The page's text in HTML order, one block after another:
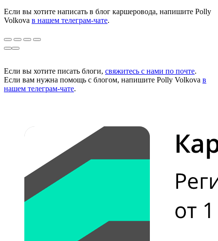
Если вы хотите написать в блог каршеровода, напишите Polly
Volkova в нашем телеграм-чате.
Если вы хотите писать блоги, свяжитесь с нами по почте.
Если вам нужна помощь с блогом, напишите Polly Volkova в
нашем телеграм-чате.